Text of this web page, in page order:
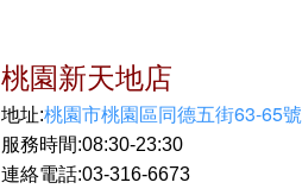
桃園新天地店
地址:桃園市桃園區同德五街63-65號
服務時間:08:30-23:30
連絡電話:03-316-6673